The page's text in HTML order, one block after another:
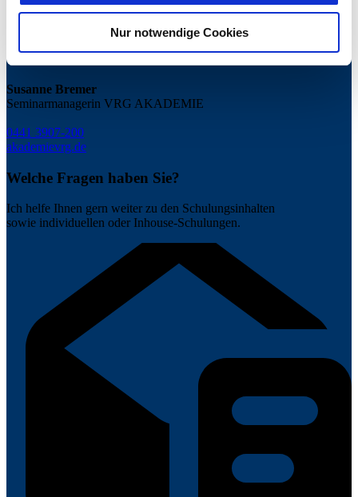
Informationen entnehmen Sie unserer
Datenschutzerklärung für diese Website.
Nur notwendige Cookies
Susanne Bremer
Seminarmanagerin VRG AKADEMIE
0441 3907-200
akademievrg.de
Welche Fragen haben Sie?
Ich helfe Ihnen gern weiter zu den Schulungsinhalten
sowie individuellen oder Inhouse-Schulungen.